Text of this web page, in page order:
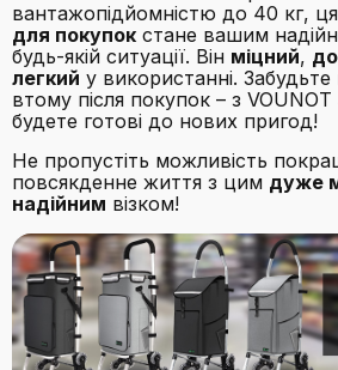
вантажопідйомністю до 40 кг, ця
для покупок стане вашим
будь-якій ситуації. Він міцний,
легкий у використанні.
втому після покупок – з
будете готові до нових пригод!
Не пропустіть можливість
повсякденне життя з цим дуже
надійним візком!